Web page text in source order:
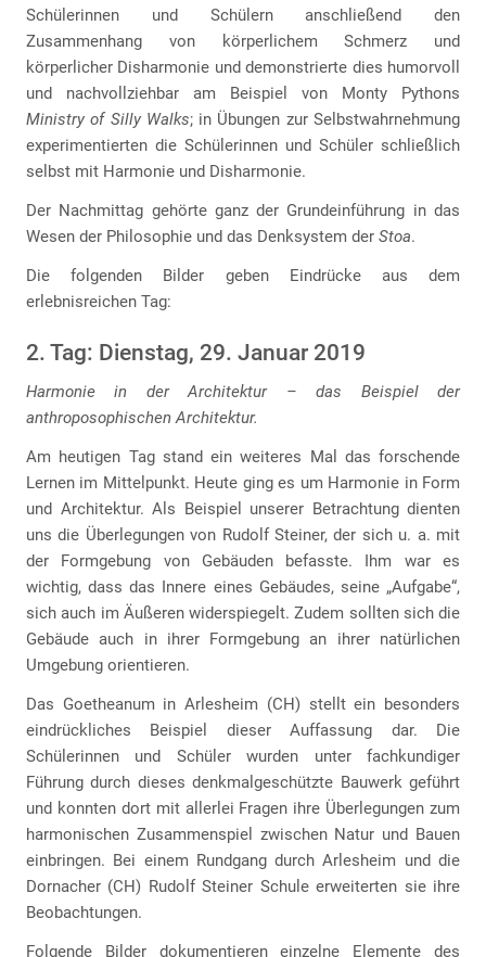
Schülerinnen und Schülern anschließend den
Zusammenhang von körperlichem Schmerz und
körperlicher Disharmonie und demonstrierte dies humorvoll
und nachvollziehbar am Beispiel von Monty Pythons
Ministry of Silly Walks; in Übungen zur Selbstwahrnehmung
experimentierten die Schülerinnen und Schüler schließlich
selbst mit Harmonie und Disharmonie.
Der Nachmittag gehörte ganz der Grundeinführung in das
Wesen der Philosophie und das Denksystem der Stoa.
Die folgenden Bilder geben Eindrücke aus dem
erlebnisreichen Tag:
2. Tag: Dienstag, 29. Januar 2019
Harmonie in der Architektur – das Beispiel der
anthroposophischen Architektur.
Am heutigen Tag stand ein weiteres Mal das forschende
Lernen im Mittelpunkt. Heute ging es um Harmonie in Form
und Architektur. Als Beispiel unserer Betrachtung dienten
uns die Überlegungen von Rudolf Steiner, der sich u. a. mit
der Formgebung von Gebäuden befasste. Ihm war es
wichtig, dass das Innere eines Gebäudes, seine „Aufgabe“,
sich auch im Äußeren widerspiegelt. Zudem sollten sich die
Gebäude auch in ihrer Formgebung an ihrer natürlichen
Umgebung orientieren.
Das Goetheanum in Arlesheim (CH) stellt ein besonders
eindrückliches Beispiel dieser Auffassung dar. Die
Schülerinnen und Schüler wurden unter fachkundiger
Führung durch dieses denkmalgeschützte Bauwerk geführt
und konnten dort mit allerlei Fragen ihre Überlegungen zum
harmonischen Zusammenspiel zwischen Natur und Bauen
einbringen. Bei einem Rundgang durch Arlesheim und die
Dornacher (CH) Rudolf Steiner Schule erweiterten sie ihre
Beobachtungen.
Folgende Bilder dokumentieren einzelne Elemente des